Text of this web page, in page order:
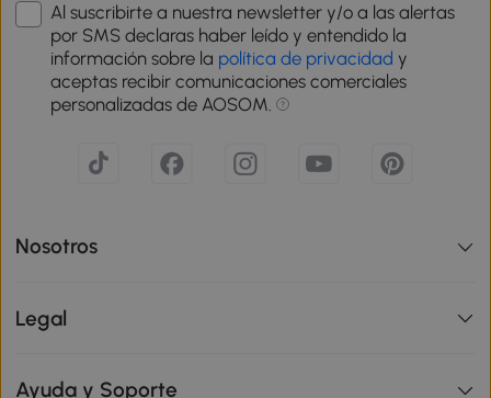
Al suscribirte a nuestra newsletter y/o a las alertas
por SMS declaras haber leído y entendido la
información sobre la política de privacidad y
aceptas recibir comunicaciones comerciales
personalizadas de AOSOM.
Nosotros
Legal
Ayuda y Soporte